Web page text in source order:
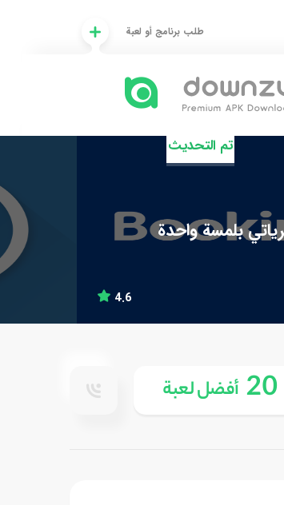
طلب برنامج أو لعبة
تم التحديث
بلمسة واحدة
4.6
20 أفضل لعبة